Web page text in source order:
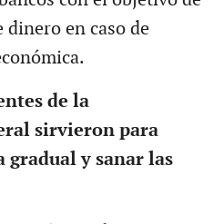
dinero en caso de
de la
sirvieron para
gradual y sanar las